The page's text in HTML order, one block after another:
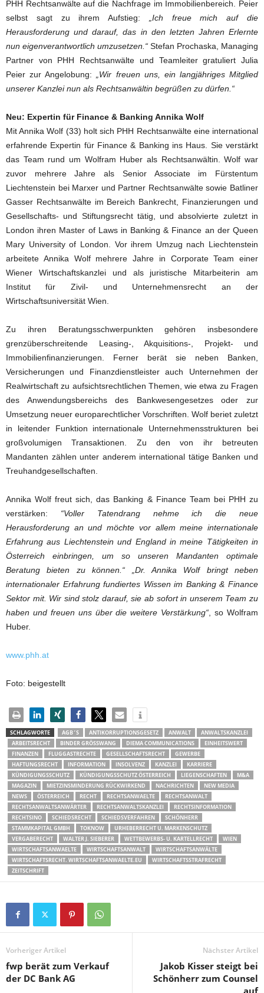
PHH Rechtsanwälte auf die Nachfrage im Immobilienbereich. Peier
selbst sagt zu ihrem Aufstieg:
„Ich freue mich auf die
Herausforderung und darauf, das in den letzten Jahren Erlernte
nun eigenverantwortlich umzusetzen.“ Stefan Prochaska, Managing
Partner von PHH Rechtsanwälte und Teamleiter gratuliert Julia
Peier zur Angelobung: „Wir freuen uns, ein langjähriges Mitglied
unserer Kanzlei nun als Rechtsanwältin begrüßen zu dürfen.“
Neu: Expertin für Finance & Banking Annika Wolf
Mit Annika Wolf (33) holt sich PHH Rechtsanwälte eine international
erfahrende Expertin für Finance & Banking ins Haus. Sie verstärkt
das Team rund um Wolfram Huber als Rechtsanwältin. Wolf war
zuvor mehrere Jahre als Senior Associate im Fürstentum
Liechtenstein bei Marxer und Partner Rechtsanwälte sowie Batliner
Gasser Rechtsanwälte im Bereich Bankrecht, Finanzierungen und
Gesellschafts- und Stiftungsrecht tätig, und absolvierte zuletzt in
London ihren Master of Laws in Banking & Finance an der Queen
Mary University of London. Vor ihrem Umzug nach Liechtenstein
arbeitete Annika Wolf mehrere Jahre in Corporate Team einer
Wiener Wirtschaftskanzlei und als juristische Mitarbeiterin am
Institut für Zivil- und Unternehmensrecht an der
Wirtschaftsuniversität Wien.
Zu ihren Beratungsschwerpunkten gehören insbesondere
grenzüberschreitende Leasing-, Akquisitions-, Projekt- und
Immobilienfinanzierungen. Ferner berät sie neben Banken,
Versicherungen und Finanzdienstleister auch Unternehmen der
Realwirtschaft zu aufsichtsrechtlichen Themen, wie etwa zu Fragen
des Anwendungsbereichs des Bankwesengesetzes oder zur
Umsetzung neuer europarechtlicher Vorschriften. Wolf beriet zuletzt
in leitender Funktion internationale Unternehmensstrukturen bei
großvolumigen Transaktionen. Zu den von ihr betreuten
Mandanten zählen unter anderem international tätige Banken und
Treuhandgesellschaften.
Annika Wolf freut sich, das Banking & Finance Team bei PHH zu
verstärken: “Voller Tatendrang nehme ich die neue
Herausforderung an und möchte vor allem meine internationale
Erfahrung aus Liechtenstein und England in meine Tätigkeiten in
Österreich einbringen, um so unseren Mandanten optimale
Beratung bieten zu können.“ „Dr. Annika Wolf bringt neben
internationaler Erfahrung fundiertes Wissen im Banking & Finance
Sektor mit. Wir sind stolz darauf, sie ab sofort in unserem Team zu
haben und freuen uns über die weitere Verstärkung“ , so Wolfram
Huber.
www.phh.at
Foto: beigestellt
SCHLAGWORTE AGB´S ANTIKORRUPTIONSGESETZ ANWALT
ANWALTSKANZLEI
ARBEITSRECHT
BINDER GRÖSSWANG DIEMA COMMUNICATIONS
EINHEITSWERT
FINANZEN
FLUGGASTRECHTE GESELLSCHAFTSRECHT
GEWERBE
HAFTUNGSRECHT
INFORMATION INSOLVENZ KANZLEI
KARRIERE
KÜNDIGUNGSSCHUTZ
KÜNDIGUNGSSCHUTZ ÖSTERREICH LIEGENSCHAFTEN
M&A
MAGAZIN
MIETZINSMINDERUNG RÜCKWIRKEND NACHRICHTEN
NEW MEDIA
NEWS
ÖSTERREICH RECHT RECHTSANWAELTE
RECHTSANWALT
RECHTSANWALTSANWÄRTER
RECHTSANWALTSKANZLEI
RECHTSINFORMATION
RECHTSINO
SCHIEDSRECHT SCHIEDSVERFAHREN
SCHÖNHERR
STAMMKAPITAL GMBH
TOKNOW
URHEBERRECHT U. MARKENSCHUTZ
VERGABERECHT
WALTER J. SIEBERER WETTBEWERBS- U. KARTELLRECHT
WIEN
WIRTSCHAFTSANWAELTE
WIRTSCHAFTSANWALT
WIRTSCHAFTSANWÄLTE
WIRTSCHAFTSRECHT. WIRTSCHAFTSANWAELTE.EU
WIRTSCHAFTSSTRAFRECHT
ZEITSCHRIFT
Vorheriger Artikel
fwp berät zum Verkauf
der DC Bank AG
Nächster Artikel
Jakob Kisser steigt bei
Schönherr zum Counsel